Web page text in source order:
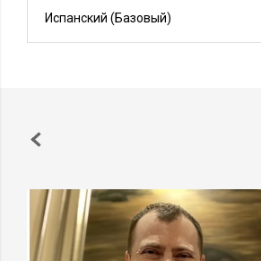
Испанский (Базовый)